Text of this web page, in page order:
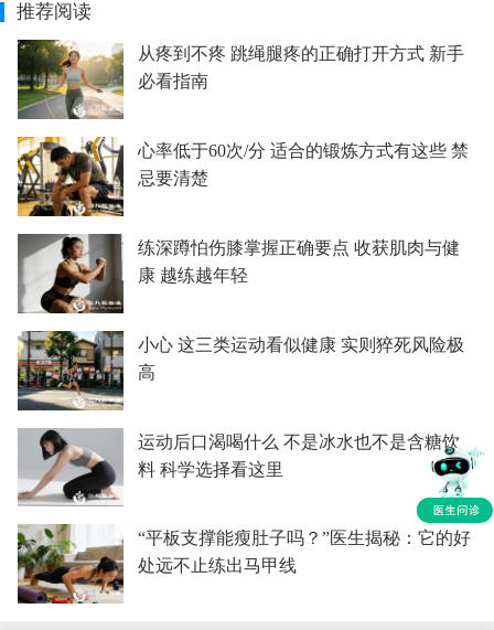
推荐阅读
从疼到不疼 跳绳腿疼的正确打开方式 新手
必看指南
心率低于60次/分 适合的锻炼方式有这些 禁
忌要清楚
练深蹲怕伤膝掌握正确要点 收获肌肉与健
康 越练越年轻
小心 这三类运动看似健康 实则猝死风险极
高
运动后口渴喝什么 不是冰水也不是含糖饮
料 科学选择看这里
“平板支撑能瘦肚子吗？”医生揭秘：它的好
处远不止练出马甲线